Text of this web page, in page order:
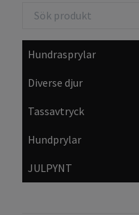
Hundrasprylar
Diverse djur
Tassavtryck
Hundprylar
JULPYNT